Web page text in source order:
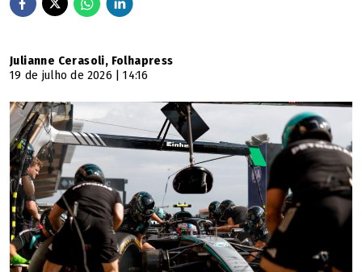
Julianne Cerasoli, Folhapress
19 de julho de 2026 | 14:16